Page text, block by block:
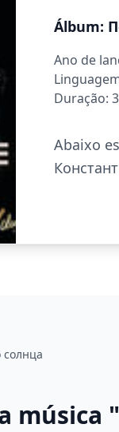
Álbum:
Ano de
Duração:
Abaixo
солнца
música